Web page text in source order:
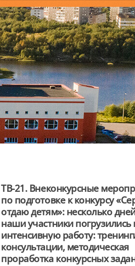
ТВ-21. Внеконкурсные
по подготовке к конкурсу
отдаю детям»: несколько
наши участники погрузились
интенсивную работу:
консультации, методическая
проработка конкурсных